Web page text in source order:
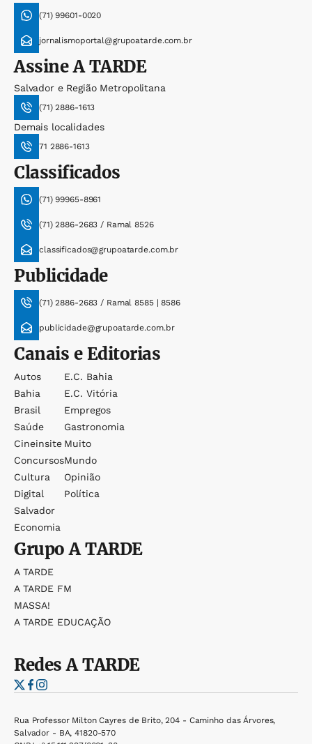
(71) 99601-0020
jornalismoportal@grupoatarde.com.br
AssineA TARDE
Salvador e Região Metropolitana
(71) 2886-1613
Demais localidades
71 2886-1613
Classificados
(71) 99965-8961
(71) 2886-2683 / Ramal 8526
classificados@grupoatarde.com.br
Publicidade
(71) 2886-2683 / Ramal 8585 | 8586
publicidade@grupoatarde.com.br
Canais e Editorias
Autos
Bahia
Brasil
Saúde
Cineinsite
Concursos
Cultura
Digital
Salvador
Economia
E.c. Bahia
E.c. Vitória
Empregos
Gastronomia
Muito
Mundo
Opinião
Política
GrupoA TARDE
A TARDE
A TARDE FM
MASSA!
A TARDE EDUCAÇÃO
RedesA TARDE
Rua Professor Milton Cayres de Brito, 204 - Caminho das Árvores,
Salvador - BA, 41820-570